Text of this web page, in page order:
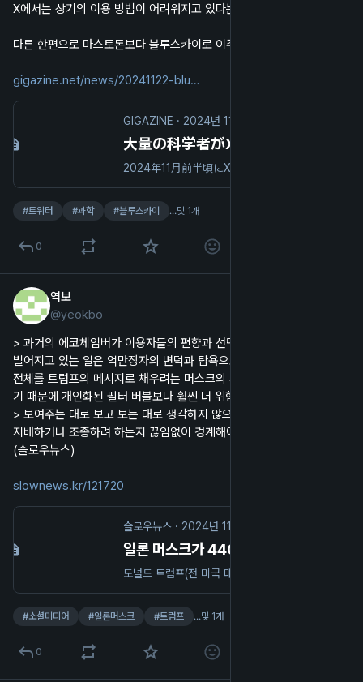
X에서는 상기의 이용 방법이 어려워지고 있다는 것입니다.(iOS 번역)
다른 한편으로 마스토돈보다 블루스카이로 이주하는 비중이 높다고도.
gigazine.net/news/20241122-blu
GIGAZINE · 2024년 11월 22일
#트위터 #과학 #블루스카이 …및 1개
0
역보
@yeokbo
> 과거의 에코체임버가 이용자들의 편향과 선택의 결과라면 지금 X에서
벌어지고 있는 일은 억만장자의 변덕과 탐욕으로 만든 강요된 질서다. X
전체를 트럼프의 메시지로 채우려는 머스크의 시도는 선택의 여지가 없
기 때문에 개인화된 필터 버블보다 훨씬 더 위험하다.
> 보여주는 대로 보고 보는 대로 생각하지 않으려면 누가 우리의 의식을
지배하거나 조종하려 하는지 끊임없이 경계해야 한다.
(슬로우뉴스)
slownews.kr/121720
슬로우뉴스 · 2024년 11월 19일
#소셜미디어 #일론머스크 #트럼프 …및 1개
0